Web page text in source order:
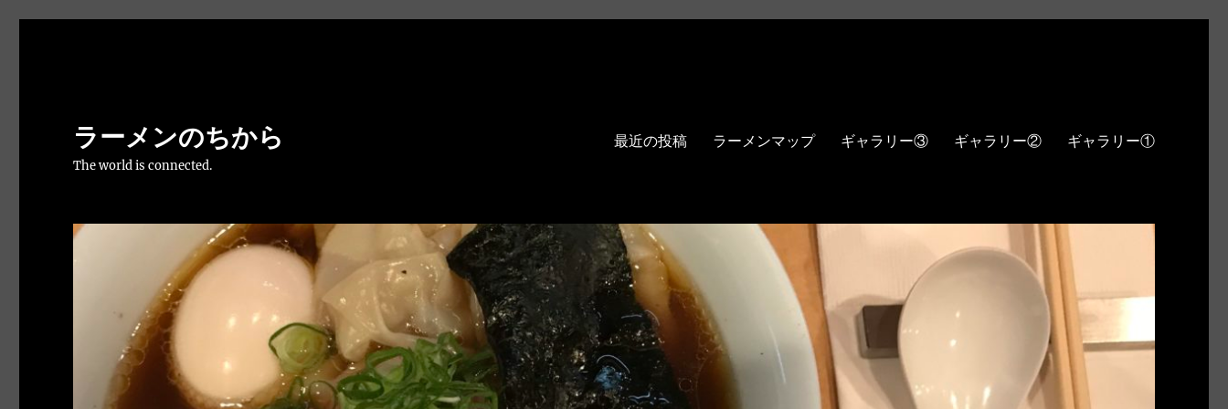
ラーメンのちから
The world is connected.
最近の投稿 ラーメンマップ ギャラリー③ ギャラリー② ギャラリー①